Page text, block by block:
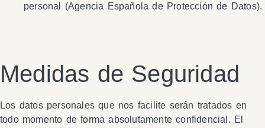
personal (Agencia Española de Protección de Datos).
Medidas de Seguridad
Los datos personales que nos facilite serán tratados en
todo momento de forma absolutamente confidencial. El